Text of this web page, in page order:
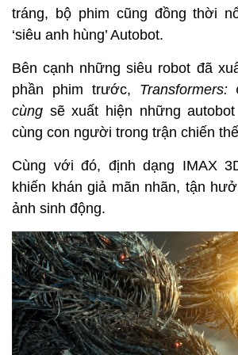
tráng, bộ phim cũng đồng thời
‘siêu anh hùng’ Autobot.
Bên cạnh những siêu robot đã
phần phim trước,
cùng sẽ xuất hiện những
cùng con người trong trận chiến
Cùng với đó, định dạng IMAX
khiến khán giả mãn nhãn, tận
ảnh sinh động.